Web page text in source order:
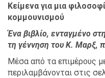
Κείμενα για μια
κομμουνισμού
Ένα βιβλίο, ενταγμένο
τη γέννηση του Κ. Μαρξ,
Μέσα από τα επιμέρους
περιλαμβάνονται στις